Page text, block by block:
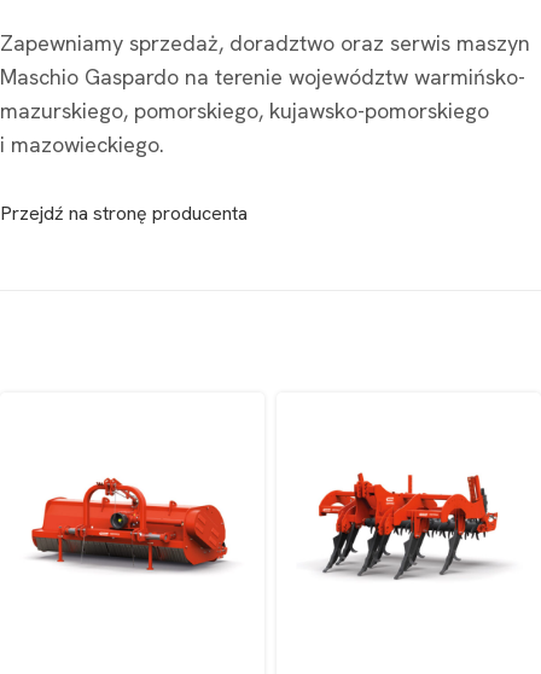
Zapewniamy sprzedaż, doradztwo oraz serwis maszyn
Maschio Gaspardo na terenie województw warmińsko-
mazurskiego, pomorskiego, kujawsko-pomorskiego
i mazowieckiego.
Przejdź na stronę producenta